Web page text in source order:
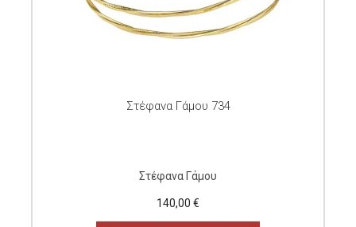
Στέφανα Γάμου 734
Στέφανα Γάμου
140,00 €